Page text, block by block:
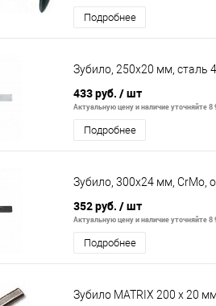
Подробнее
Зубило, 250х20 мм, сталь
433 руб. / шт
Актуальную цену и наличие уточняйте 8
Подробнее
Зубило, 300х24 мм, CrMo,
352 руб. / шт
Актуальную цену и наличие уточняйте 8
Подробнее
Зубило MATRIX 200 x 20